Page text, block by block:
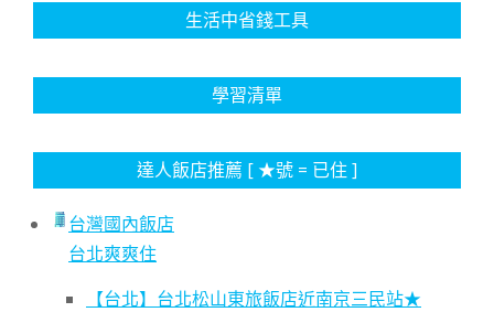
生活中省錢工具
學習清單
達人飯店推薦 [ ★號 = 已住 ]
台灣國內飯店
台北爽爽住
【台北】台北松山東旅飯店近南京三民站★